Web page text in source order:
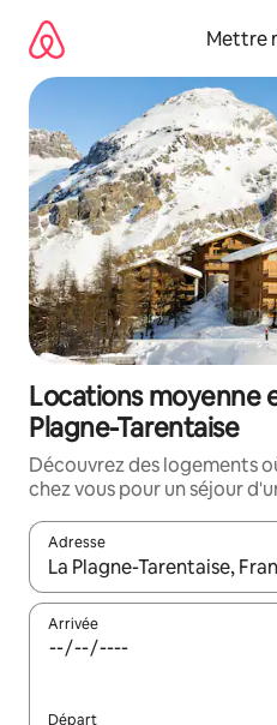
directement
contenu
Mettre
Locations moyenne
Plagne-Tarentaise
Découvrez des logements
chez vous pour un séjour
Adresse
Lorsque les résultats
Arrivée
Départ